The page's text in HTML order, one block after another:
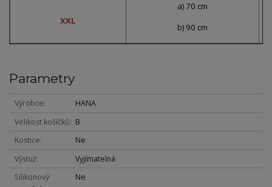
XXL
a) 70 cm
b) 90 cm
Parametry
Výrobce
HANA
Velikost košíčků
B
Kostice
Ne
Výstuž
Vyjímatelná
Silikonový
Ne